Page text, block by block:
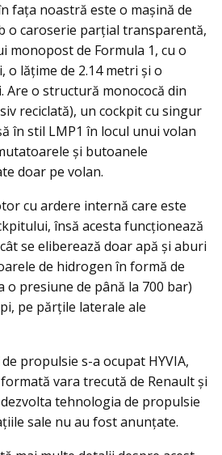
faţa noastră este o maşină de
o caroserie parţial transparentă,
monopost de Formula 1, cu o
o lățime de 2.14 metri și o
Are o structură monococă din
reciclată), un cockpit cu singur
în stil LMP1 în locul unui volan
și butoanele
doar pe volan.
cu ardere internă care este
însă acesta funcționează
se eliberează doar apă și aburi
de hidrogen în formă de
o presiune de până la 700 bar)
pe părțile laterale ale
propulsie s-a ocupat HYVIA,
vara trecută de Renault și
tehnologia de propulsie
sale nu au fost anunțate.